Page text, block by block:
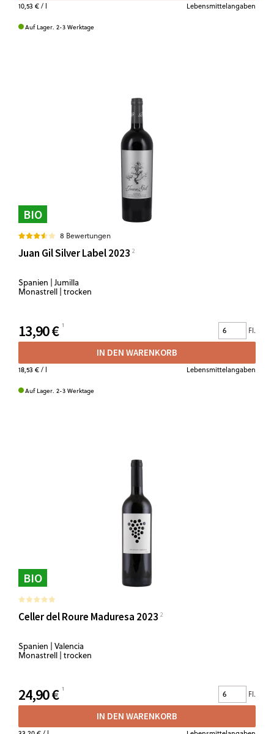
10,53 €/ l Lebensmittelangaben
Auf Lager. 2-3 Werktage
BIO
8 Bewertungen
Juan Gil Silver Label 2023
Spanien | Jumilla
Monastrell | trocken
13,90 € Fl.
IN DEN WARENKORB
18,53 €/ l Lebensmittelangaben
Auf Lager. 2-3 Werktage
BIO
Celler del Roure Maduresa 2023
Spanien | Valencia
Monastrell | trocken
24,90 € Fl.
IN DEN WARENKORB